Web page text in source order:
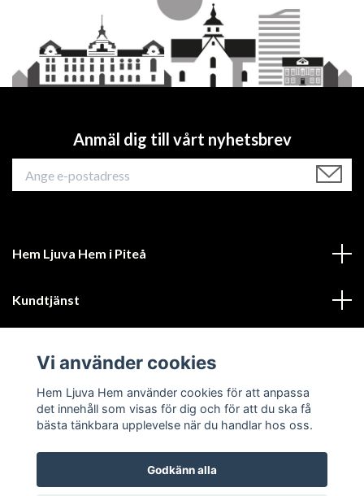
Anmäl dig till vårt nyhetsbrev
Hem Ljuva Hem i Piteå
Kundtjänst
Sociala medier
Vi använder cookies
Hem Ljuva Hem använder cookies för att anpassa
det innehåll som visas för dig och för att du ska få
bästa tänkbara upplevelse när du handlar hos oss.
Godkänn alla